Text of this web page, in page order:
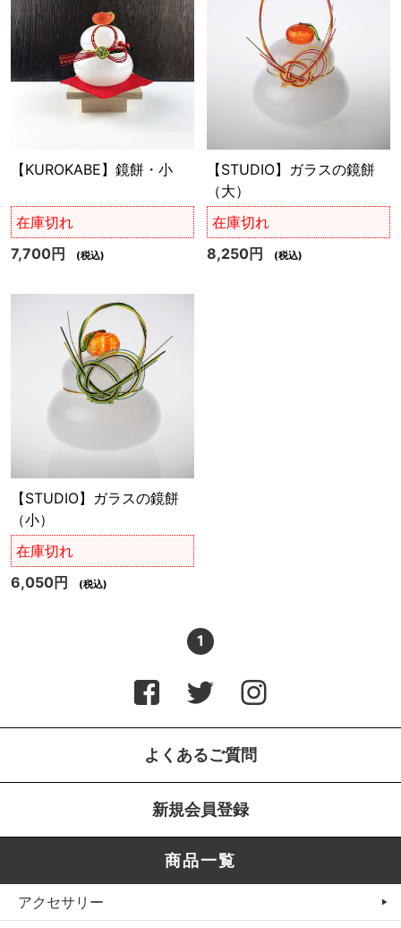
【KUROKABE】鏡餅・小
在庫切れ
7,700円
(税込)
【STUDIO】ガラスの鏡餅
（大）
在庫切れ
8,250円
(税込)
【STUDIO】ガラスの鏡餅
（小）
在庫切れ
6,050円
(税込)
1
よくあるご質問
新規会員登録
商品一覧
アクセサリー